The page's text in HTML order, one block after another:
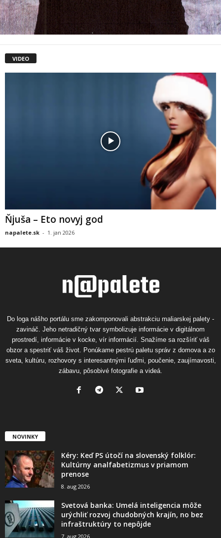
VIDEO
Ňjuša – Eto novyj god
napalete.sk - 1. jan 2026
Do loga nášho portálu sme zakomponovali abstrakciu maliarskej palety -
zavináč. Jeho netradičný tvar symbolizuje informácie v digitálnom
prostredí, informácie v kocke, vír informácií. Snažíme sa rozšíriť váš
obzor a spestriť váš život. Ponúkame pestrú paletu správ z domova a zo
sveta, kultúru, rozhovory s interesantnými ľuďmi, poučenie, zaujímavosti,
zábavu, pôsobivé fotografie a videá.
NOVINKY
Kéry: Keď PS útočí na slovenský folklór:
Kultúrny analfabetizmus v priamom
prenose
8. aug 2026
Svetová banka: Umelá inteligencia môže
urýchliť rozvoj chudobných krajín, no bez
infraštruktúry to nepôjde
7. aug 2026